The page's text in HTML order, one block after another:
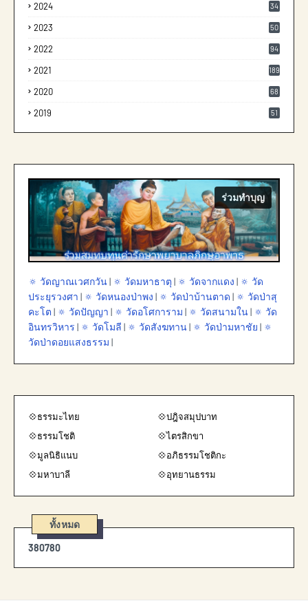
2024 34
2023 50
2022 94
2021 189
2020 68
2019 51
ร่วมทำบุญ
🔅 วัดญาณเวศกวัน| 🔅 วัดมหาธาตุ | 🔅 วัดจากแดง | 🔅 วัด
ประยุรวงศา | 🔅 วัดหนองป่าพง | 🔅 วัดป่าบ้านตาด | 🔅 วัดป่าสุ
คะโต | 🔅 วัดปัญญา | 🔅 วัดอโศการาม | 🔅 วัดสนามใน| 🔅 วัด
อินทรวิหาร | 🔅 วัดโมลี | 🔅 วัดสังฆทาน| 🔅 วัดป่ามหาชัย | 🔅
วัดป่าดอยแสงธรรม |
💠ธรรมะไทย
💠ปฎิจสมุปบาท
💠ธรรมโชติ
💠ไตรสิกขา
💠มูลนิธิแนบ
💠อภิธรรมโชติกะ
💠มหาบาลี
💠อุทยานธรรม
ทั้งหมด
380780